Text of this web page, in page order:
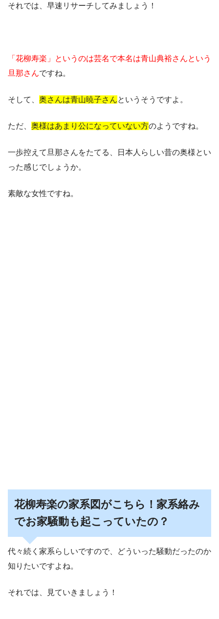
それでは、早速リサーチしてみましょう！
「花柳寿楽」というのは芸名で本名は青山典裕さんという
旦那さんですね。
そして、 奥さんは青山暁子さんというそうですよ。
ただ、 奥様はあまり公になっていない方のようですね。
一歩控えて旦那さんをたてる、日本人らしい昔の奥様とい
った感じでしょうか。
素敵な女性ですね。
花柳寿楽の家系図がこちら！家系絡み
でお家騒動も起こっていたの？
代々続く家系らしいですので、どういった騒動だったのか
知りたいですよね。
それでは、見ていきましょう！